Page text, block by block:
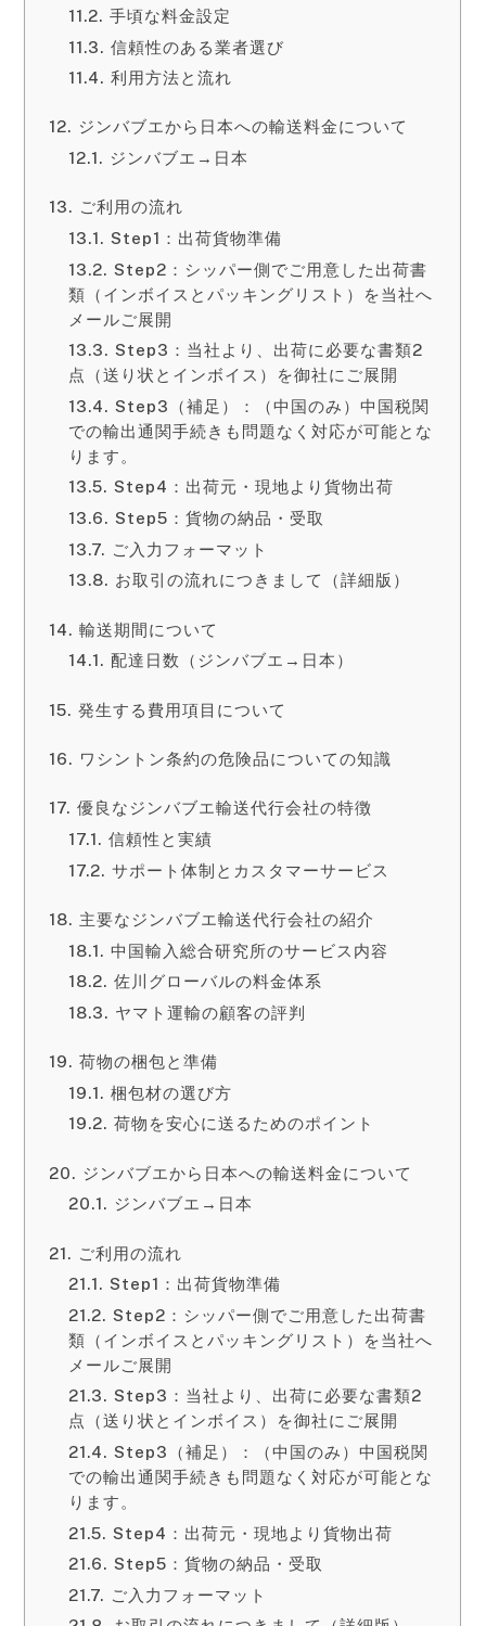
手頃な料金設定
信頼性のある業者選び
利用方法と流れ
ジンバブエから日本への輸送料金について
ジンバブエ→日本
ご利用の流れ
Step1：出荷貨物準備
Step2：シッパー側でご用意した出荷書
類（インボイスとパッキングリスト）を当社へ
メールご展開
Step3：当社より、出荷に必要な書類2
点（送り状とインボイス）を御社にご展開
Step3（補足）：（中国のみ）中国税関
での輸出通関手続きも問題なく対応が可能とな
ります。
Step4：出荷元・現地より貨物出荷
Step5：貨物の納品・受取
ご入力フォーマット
お取引の流れにつきまして（詳細版）
輸送期間について
配達日数（ジンバブエ→日本）
発生する費用項目について
ワシントン条約の危険品についての知識
優良なジンバブエ輸送代行会社の特徴
信頼性と実績
サポート体制とカスタマーサービス
主要なジンバブエ輸送代行会社の紹介
中国輸入総合研究所のサービス内容
佐川グローバルの料金体系
ヤマト運輸の顧客の評判
荷物の梱包と準備
梱包材の選び方
荷物を安心に送るためのポイント
ジンバブエから日本への輸送料金について
ジンバブエ→日本
ご利用の流れ
Step1：出荷貨物準備
Step2：シッパー側でご用意した出荷書
類（インボイスとパッキングリスト）を当社へ
メールご展開
Step3：当社より、出荷に必要な書類2
点（送り状とインボイス）を御社にご展開
Step3（補足）：（中国のみ）中国税関
での輸出通関手続きも問題なく対応が可能とな
ります。
Step4：出荷元・現地より貨物出荷
Step5：貨物の納品・受取
ご入力フォーマット